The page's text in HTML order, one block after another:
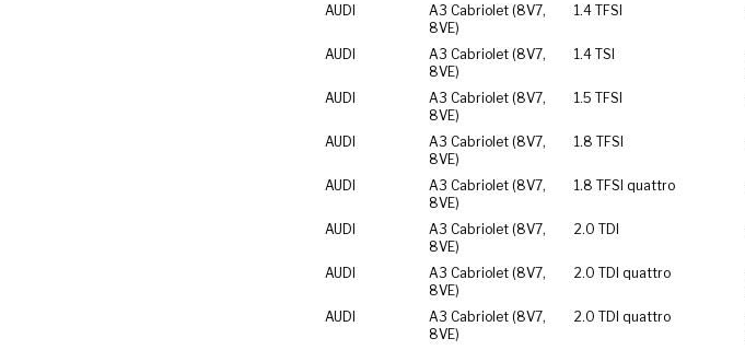
AUDI
A3 Cabriolet (8V7,
8VE)
1.4 TFSI
AUDI
A3 Cabriolet (8V7,
8VE)
1.4 TSI
AUDI
A3 Cabriolet (8V7,
8VE)
1.5 TFSI
AUDI
A3 Cabriolet (8V7,
8VE)
1.8 TFSI
AUDI
A3 Cabriolet (8V7,
8VE)
1.8 TFSI quattro
AUDI
A3 Cabriolet (8V7,
8VE)
2.0 TDI
AUDI
A3 Cabriolet (8V7,
8VE)
2.0 TDI quattro
AUDI
A3 Cabriolet (8V7,
8VE)
2.0 TDI quattro